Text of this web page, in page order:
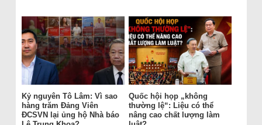
Kỷ nguyên Tô Lâm: Vì sao
hàng trăm Đảng Viên
ĐCSVN lại ủng hộ Nhà báo
Quốc hội họp „không
thường lệ“: Liệu có thể
nâng cao chất lượng làm